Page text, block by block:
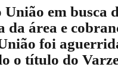
União em busca
da área e
foi
o título do